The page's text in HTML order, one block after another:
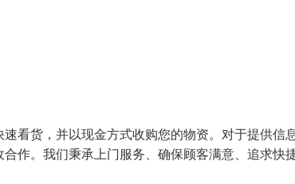
看货，并以现金方式收购您的物资。对于提供信
作。我们秉承上门服务、确保顾客满意、追求快